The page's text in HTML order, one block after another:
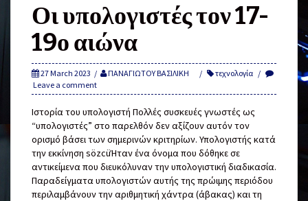
Οι υπολογιστές τον 17-
19ο αιώνα
27 March 2023 ΠΑΝΑΓΙΩΤΟΥ ΒΑΣΙΛΙΚΗ
τεχνολογία
Leave a comment
Ιστορία του υπολογιστή Πολλές συσκευές γνωστές ως
“υπολογιστές” στο παρελθόν δεν αξίζουν αυτόν τον
ορισμό βάσει των σημερινών κριτηρίων. Υπολογιστής κατά
την εκκίνηση sözcüΉταν ένα όνομα που δόθηκε σε
αντικείμενα που διευκόλυναν την υπολογιστική διαδικασία.
Παραδείγματα υπολογιστών αυτής της πρώιμης περιόδου
περιλαμβάνουν την αριθμητική χάντρα (άβακας) και τη